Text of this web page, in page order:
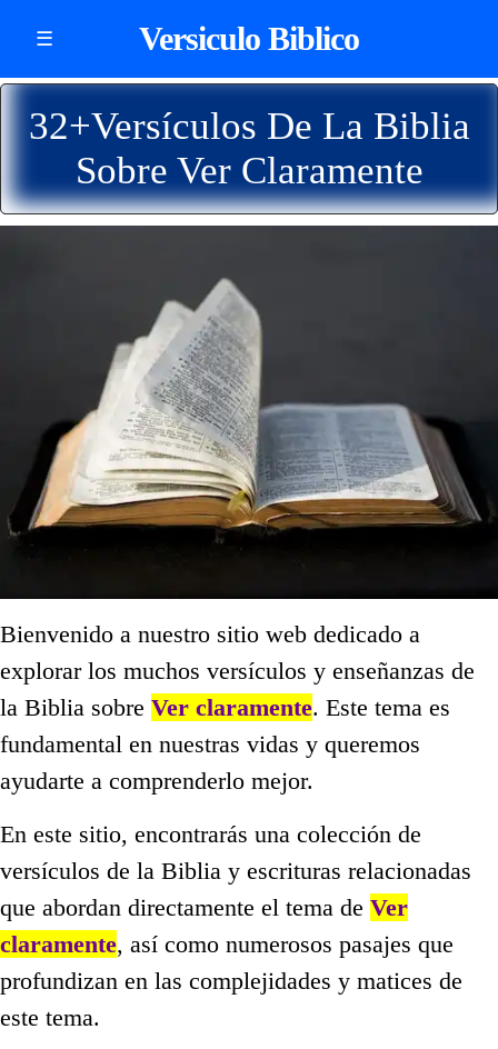
☰ Versiculo Biblico
32+Versículos De La Biblia
Sobre Ver Claramente
Bienvenido a nuestro sitio web dedicado a
explorar los muchos versículos y enseñanzas de
la Biblia sobre Ver claramente. Este tema es
fundamental en nuestras vidas y queremos
ayudarte a comprenderlo mejor.
En este sitio, encontrarás una colección de
versículos de la Biblia y escrituras relacionadas
que abordan directamente el tema de Ver
claramente, así como numerosos pasajes que
profundizan en las complejidades y matices de
este tema.